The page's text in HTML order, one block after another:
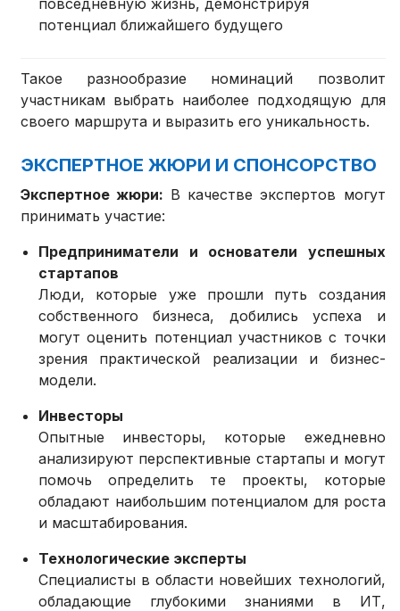
потенциал ближайшего будущего
Такое разнообразие номинаций позволит
участникам выбрать наиболее подходящую для
своего маршрута и выразить его уникальность.
ЭКСПЕРТНОЕ ЖЮРИ И СПОНСОРСТВО
Экспертное жюри: В качестве экспертов могут
принимать участие:
Предприниматели и основатели успешных
стартапов
Люди, которые уже прошли путь создания
собственного бизнеса, добились успеха и
могут оценить потенциал участников с точки
зрения практической реализации и бизнес-
модели.
Инвесторы
Опытные инвесторы, которые ежедневно
анализируют перспективные стартапы и могут
помочь определить те проекты, которые
обладают наибольшим потенциалом для роста
и масштабирования.
Технологические эксперты
Специалисты в области новейших технологий,
обладающие глубокими знаниями в ИТ,